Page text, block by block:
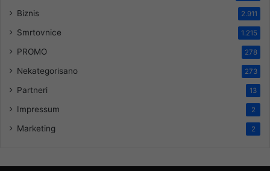
Biznis 2.911
Smrtovnice 1.215
PROMO 278
Nekategorisano 273
Partneri 13
Impressum 2
Marketing 2